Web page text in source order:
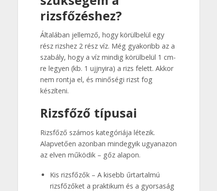
rizsfőzéshez?
Általában jellemző, hogy körülbelül egy
rész rizshez 2 rész víz. Még gyakoribb az a
szabály, hogy a víz mindig körülbelül 1 cm-
re legyen (kb. 1 ujjnyira) a rizs felett. Akkor
nem rontja el, és minőségi rizst fog
készíteni.
Rizsfőző típusai
Rizsfőző számos kategóriája létezik.
Alapvetően azonban mindegyik ugyanazon
az elven működik – gőz alapon.
Kis rizsfőzők – A kisebb űrtartalmú
rizsfőzőket a praktikum és a gyorsaság